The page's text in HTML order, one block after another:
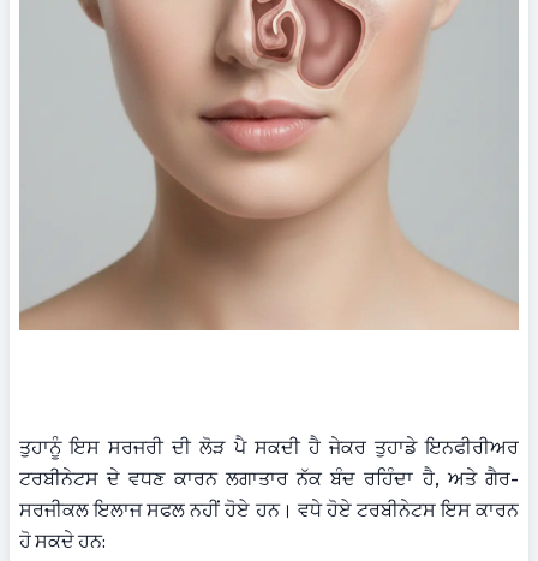
ਤੁਹਾਨੂੰ ਇਸ ਸਰਜਰੀ ਦੀ ਲੋੜ ਪੈ ਸਕਦੀ ਹੈ ਜੇਕਰ ਤੁਹਾਡੇ ਇਨਫੀਰੀਅਰ
ਟਰਬੀਨੇਟਸ ਦੇ ਵਧਣ ਕਾਰਨ ਲਗਾਤਾਰ ਨੱਕ ਬੰਦ ਰਹਿੰਦਾ ਹੈ, ਅਤੇ ਗੈਰ-
ਸਰਜੀਕਲ ਇਲਾਜ ਸਫਲ ਨਹੀਂ ਹੋਏ ਹਨ। ਵਧੇ ਹੋਏ ਟਰਬੀਨੇਟਸ ਇਸ ਕਾਰਨ
ਹੋ ਸਕਦੇ ਹਨ: